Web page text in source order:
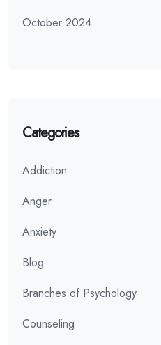
October 2024
Categories
Addiction
Anger
Anxiety
Blog
Branches of Psychology
Counseling